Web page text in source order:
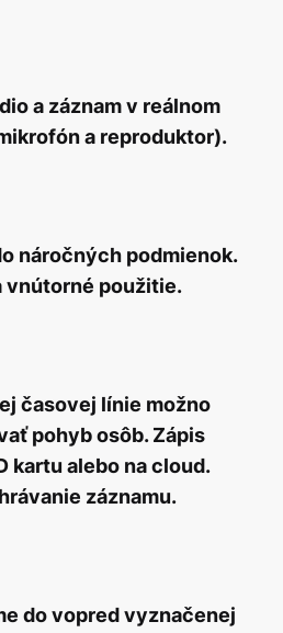
a záznam v reálnom
a reproduktor).
náročných podmienok.
vnútorné použitie.
časovej línie možno
pohyb osôb. Zápis
kartu alebo na cloud.
záznamu.
do vopred vyznačenej